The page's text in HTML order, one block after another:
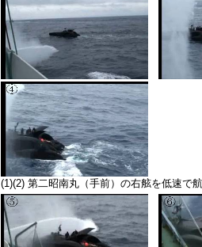
(1)(2) 第二昭南丸（手前）の右舷を低速で